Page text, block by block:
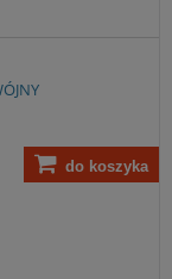
do koszyka